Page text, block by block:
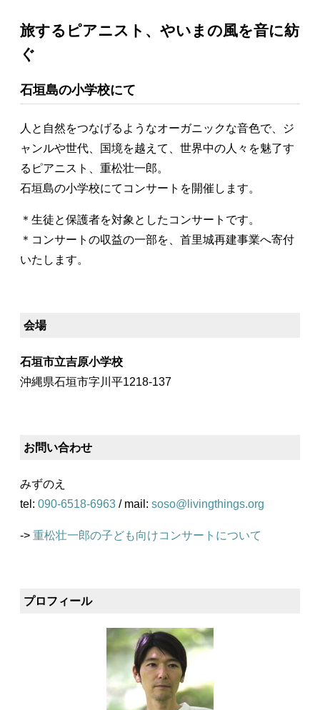
旅するピアニスト、やいまの風を音に紡
ぐ
石垣島の小学校にて
人と自然をつなげるようなオーガニックな音色で、ジ
ャンルや世代、国境を越えて、世界中の人々を魅了す
るピアニスト、重松壮一郎。
石垣島の小学校にてコンサートを開催します。
＊生徒と保護者を対象としたコンサートです。
＊コンサートの収益の一部を、首里城再建事業へ寄付
いたします。
会場
石垣市立吉原小学校
沖縄県石垣市字川平1218-137
お問い合わせ
みずのえ
tel: 090-6518-6963 / mail: soso@livingthings.org
-> 重松壮一郎の子ども向けコンサートについて
プロフィール